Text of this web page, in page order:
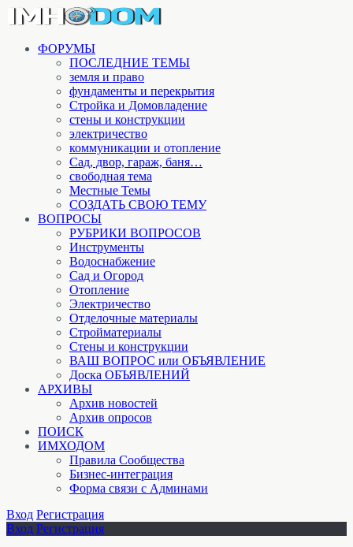
ФОРУМЫ
ПОСЛЕДНИЕ ТЕМЫ
земля и право
фундаменты и перекрытия
Стройка и Домовладение
стены и конструкции
электричество
коммуникации и отопление
Cад, двор, гараж, баня…
свободная тема
Местные Темы
СОЗДАТЬ СВОЮ ТЕМУ
ВОПРОСЫ
РУБРИКИ ВОПРОСОВ
Инструменты
Водоснабжение
Сад и Огород
Отопление
Электричество
Отделочные материалы
Стройматериалы
Стены и конструкции
ВАШ ВОПРОС или ОБЪЯВЛЕНИЕ
Доска ОБЪЯВЛЕНИЙ
АРХИВЫ
Архив новостей
Архив опросов
ПОИСК
ИМХОДОМ
Правила Сообщества
Бизнес-интеграция
Форма связи с Админами
Вход Регистрация
Вход Регистрация